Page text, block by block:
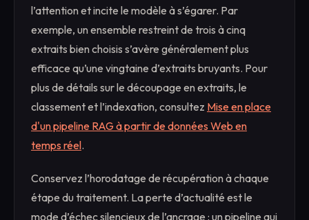
l’attention et incite le modèle à s’égarer. Par
exemple, un ensemble restreint de trois à cinq
extraits bien choisis s’avère généralement plus
efficace qu’une vingtaine d’extraits bruyants. Pour
plus de détails sur le découpage en extraits, le
classement et l’indexation, consultez Mise en place
d'un pipeline RAG à partir de données Web en
temps réel.
Conservez l’horodatage de récupération à chaque
étape du traitement. La perte d’actualité est le
mode d’échec silencieux de l’ancrage : un pipeline qui